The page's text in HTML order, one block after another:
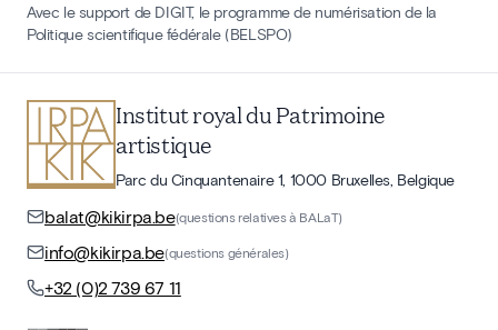
Avec le support de DIGIT, le programme de numérisation de la
Politique scientifique fédérale (BELSPO)
Institut royal du Patrimoine
artistique
Parc du Cinquantenaire 1, 1000 Bruxelles, Belgique
balat@kikirpa.be(questions relatives à BALaT)
info@kikirpa.be(questions générales)
+32 (0)2 739 67 11